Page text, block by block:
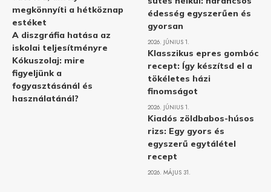
megkönnyíti a hétköznap
estéket
A diszgráfia hatása az
iskolai teljesítményre
Kókuszolaj: mire
figyeljünk a
fogyasztásánál és
használatánál?
édesség egyszerűen és
gyorsan
2026. JÚNIUS 1.
Klasszikus epres gombóc
recept: Így készítsd el a
tökéletes házi
finomságot
2026. JÚNIUS 1.
Kiadós zöldbabos-húsos
rizs: Egy gyors és
egyszerű egytálétel
recept
2026. MÁJUS 31.